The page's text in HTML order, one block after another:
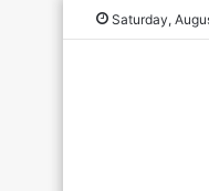
Saturday,